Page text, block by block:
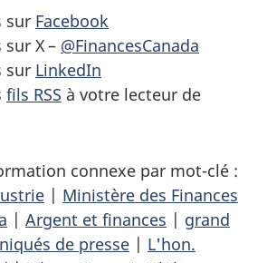
sur Facebook
sur X – @FinancesCanada
sur LinkedIn
fils RSS à votre lecteur de
connexe par mot-clé :
| Ministère des Finances
| Argent et finances | grand
de presse | L'hon.